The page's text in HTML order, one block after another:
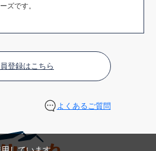
ズです。
登録はこちら
よくあるご質問